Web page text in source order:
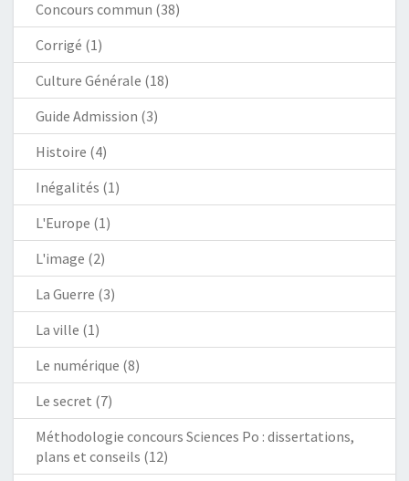
Concours commun (38)
Corrigé (1)
Culture Générale (18)
Guide Admission (3)
Histoire (4)
Inégalités (1)
L'Europe (1)
L'image (2)
La Guerre (3)
La ville (1)
Le numérique (8)
Le secret (7)
Méthodologie concours Sciences Po : dissertations,
plans et conseils (12)